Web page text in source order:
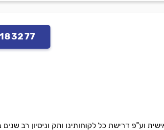
וע"פ דרישת כל לקוחותינו ותק וניסיון רב שנים